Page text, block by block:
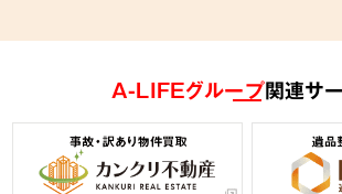
A-LIFEグループ関連サ